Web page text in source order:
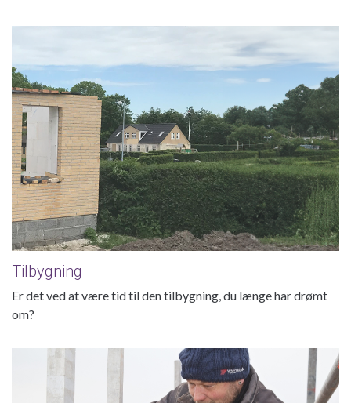
Tilbygning
Er det ved at være tid til den tilbygning, du længe har drømt
om?